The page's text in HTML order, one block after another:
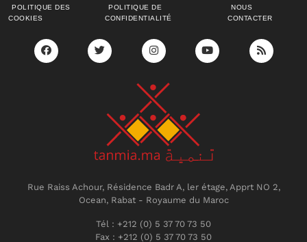
POLITIQUE DES
COOKIES
POLITIQUE DE
CONFIDENTIALITÉ
NOUS
CONTACTER
Rue Raiss Achour, Résidence Badr A, ler étage, Apprt NO 2,
Ocean, Rabat - Royaume du Maroc
Tél : +212 (0) 5 37 70 73 50
Fax : +212 (0) 5 37 70 73 50